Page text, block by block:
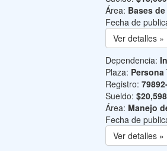
Área: Bases
Fecha de
Ver detalles »
Dependencia:
Plaza:
Registro:
Sueldo:
Área: Manejo
Fecha de
Ver detalles »